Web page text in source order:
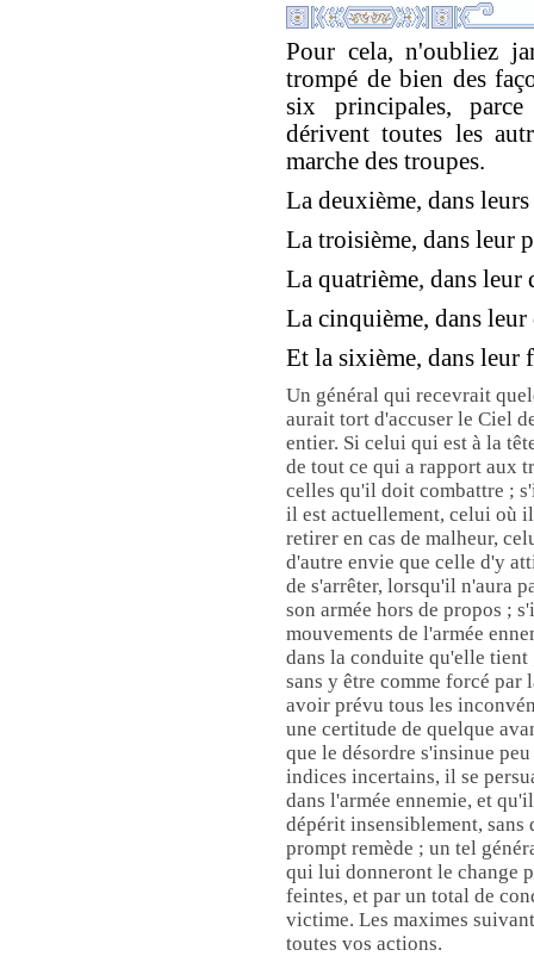
Pour cela, n'oubliez
trompé de bien des
six principales,
dérivent toutes les
marche des troupes.
La deuxième, dans
La troisième, dans leur
La quatrième, dans leur
La cinquième, dans leur
Et la sixième, dans leur
Un général qui recevrait
aurait tort d'accuser le Ciel
entier. Si celui qui est à la
de tout ce qui a rapport aux
celles qu'il doit combattre ;
il est actuellement, celui où
retirer en cas de malheur,
d'autre envie que celle d'y
de s'arrêter, lorsqu'il n'aura
son armée hors de propos ;
mouvements de l'armée
dans la conduite qu'elle tient
sans y être comme forcé par
avoir prévu tous les
une certitude de quelque
que le désordre s'insinue
indices incertains, il se
dans l'armée ennemie, et
dépérit insensiblement,
prompt remède ; un tel
qui lui donneront le change
feintes, et par un total de
victime. Les maximes
toutes vos actions.